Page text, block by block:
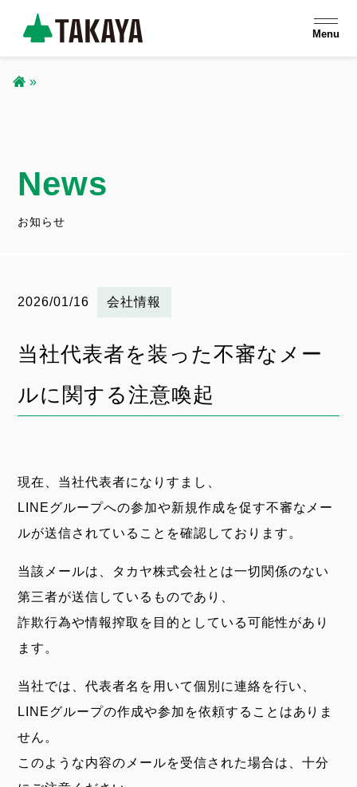
Menu
く
ず
News
お知らせ
2026/01/16
お
ら
分
会社情報
当社代表者を装った不審なメー
ルに関する注意喚起
現在、当社代表者になりすまし、
LINEグループへの参加や新規作成を促す不審なメー
ルが送信されていることを確認しております。
当該メールは、タカヤ株式会社とは一切関係のない
第三者が送信しているものであり、
詐欺行為や情報搾取を目的としている可能性があり
ます。
当社では、代表者名を用いて個別に連絡を行い、
LINEグループの作成や参加を依頼することはありま
せん。
このような内容のメールを受信された場合は、十分